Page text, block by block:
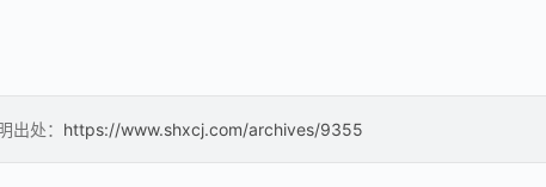
处： https://www.shxcj.com/archives/9355